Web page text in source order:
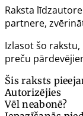
Raksta
partnere,
Izlasot šo
preču
Šis raksts
Autorizējies
Vēl neabonē?